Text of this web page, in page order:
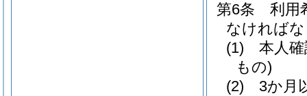
第6条
利用
なければ
(1)
本人
もの)
(2)
3か月